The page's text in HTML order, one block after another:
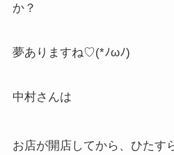
か？
夢ありますね♡(*ﾉωﾉ)
中村さんは
お店が開店してから、ひたす